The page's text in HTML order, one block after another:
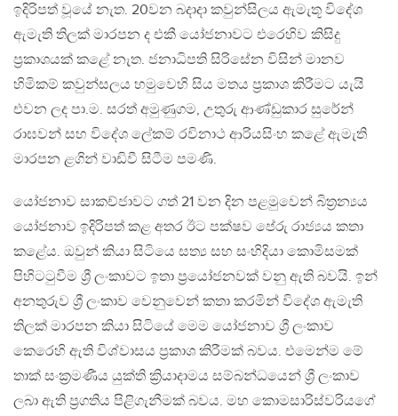
ඉදිරිපත් වූයේ නැත. 20වන බදාදා කවුන්සිලය ඇමැතූ විදේශ
ඇමැති තිලක් මාරපන ද එකී යෝජනාවට එරෙහිව කිසිදු
ප්‍රකාශයක් කළේ නැත. ජනාධිපති සිරිසේන විසින් මානව
හිමිකම් කවුන්සලය හමුවෙහි සිය මතය ප්‍රකාශ කිරීමට යැයි
එවන ලද පා.ම. සරත් අමුණුගම, උතුරු ආණ්ඩුකාර සුරේන්
රාඝවන් සහ විදේශ ලේකම් රවිනාථ ආරියසිංහ කළේ ඇමැති
මාරපන ළගින් වාඩිවී සිටීම පමණි.
යෝජනාව සාකච්ජාවට ගත් 21 වන දින පළමුවෙන් බිත්‍රන්‍යය
යෝජනාව ඉදිරිපත් කළ අතර ඊට පක්ෂව පේරු රාජ්‍යය කතා
කළේය. ඔවුන් කියා සිටියෙ සත්‍ය සහ සංහිදියා කොමිසමක්
පිහිටටුවීම ශ්‍රී ලංකාවට ඉතා ප්‍රයෝජනවක් වනු ඇති බවයි. ඉන්
අනතුරුව ශ්‍රී ලංකාව වෙනුවෙන් කතා කරමින් විදේශ ඇමැති
තිලක් මාරපන කියා සිටියේ මෙම යෝජනාව ශ්‍රී ලංකාව
කෙරෙහි ඇති විශ්වාසය ප්‍රකාශ කිරීමක් බවය. එමෙන්ම මේ
තාක් සංක්‍රමණීය යුක්ති ක්‍රියාදාමය සම්බන්ධයෙන් ශ්‍රී ලංකාව
ලබා ඇති ප්‍රගතිය පිළිගැනීමක් බවය. මහ කොමසාරිස්වරියගේ